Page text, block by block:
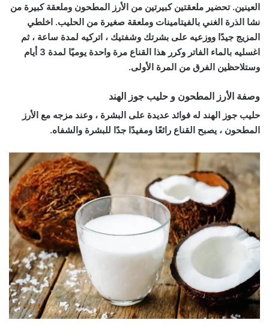
العينين. تحضير ملعقتين كبيرتين من الأرز المطحون وملعقة كبيرة من
نشا الذرة الغني بالفيتامينات وملعقة صغيرة من الحليب. اخلطي
المزيج جيدًا ووزعيه على بشرتك وشفتيك ، اتركيه لمدة ساعة ، ثم
اغسليه بالماء الفاتر وكرر هذا القناع مرة واحدة يوميًا لمدة 3 أيام
وستلاحظين الفرق من المرة الأولى.
وصفة الأرز المطحون و حليب جوز الهند
حليب جوز الهند له فوائد عديدة على البشرة ، وعند مزجه مع الأرز
المطحون ، يصبح القناع رائعًا ومفيدًا جدًا للبشرة والشفاه.